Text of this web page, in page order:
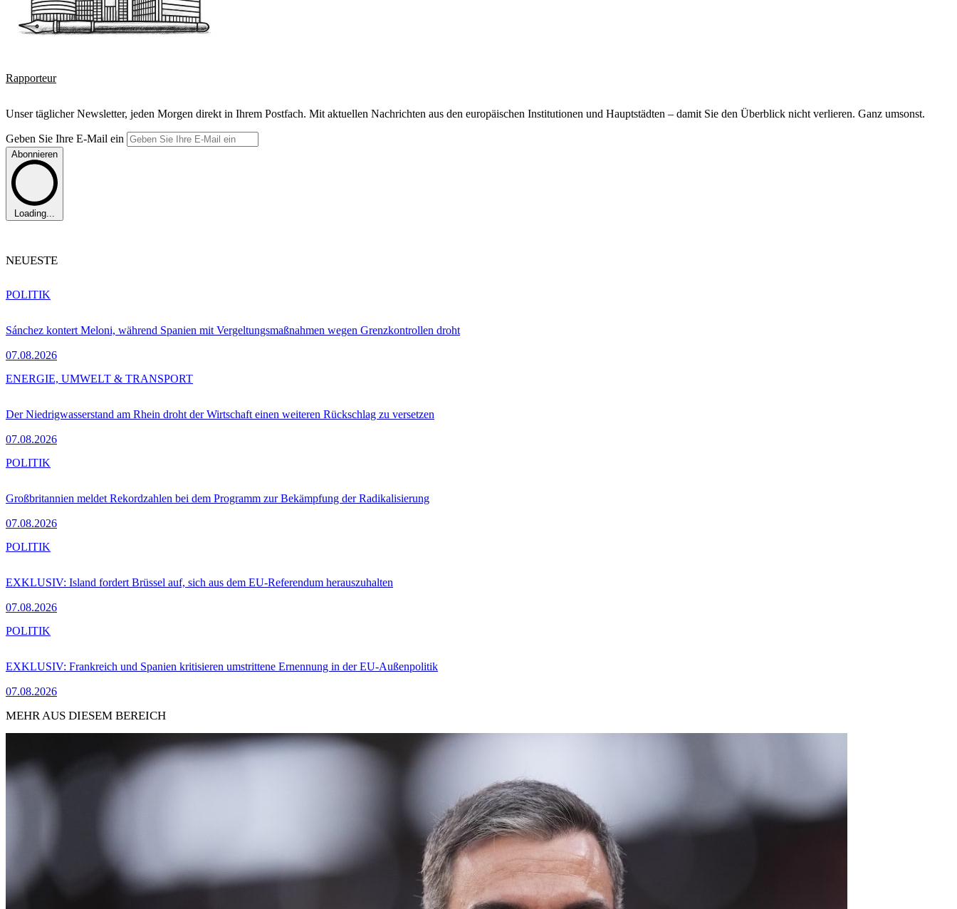
Rapporteur
Unser täglicher Newsletter, jeden Morgen direkt in Ihrem Postfach. Mit aktuellen Nachrichten aus den europäischen Institutionen und Hauptstädten – damit Sie den Überblick nicht verlieren. Ganz umsonst.
Geben Sie Ihre E-Mail ein
Abonnieren
Loading...
NEUESTE
Sánchez kontert Meloni, während Spanien mit Vergeltungsmaßnahmen wegen Grenzkontrollen droht
07.08.2026
POLITIK
Der Niedrigwasserstand am Rhein droht der Wirtschaft einen weiteren Rückschlag zu versetzen
07.08.2026
ENERGIE, UMWELT & TRANSPORT
Großbritannien meldet Rekordzahlen bei dem Programm zur Bekämpfung der Radikalisierung
07.08.2026
POLITIK
EXKLUSIV: Island fordert Brüssel auf, sich aus dem EU-Referendum herauszuhalten
07.08.2026
POLITIK
EXKLUSIV: Frankreich und Spanien kritisieren umstrittene Ernennung in der EU-Außenpolitik
07.08.2026
POLITIK
MEHR AUS DIESEM BEREICH